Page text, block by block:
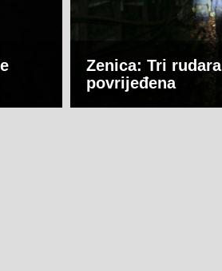
Zenica: Tri rudara
povrijeđena